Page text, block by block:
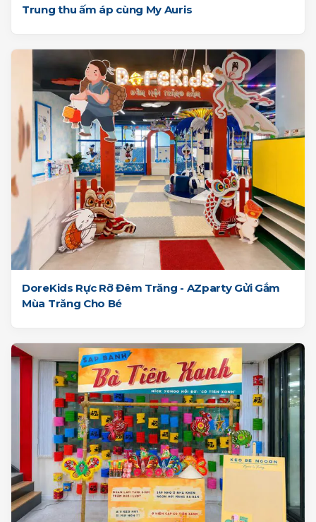
Trung thu ấm áp cùng My Auris
DoreKids Rực Rỡ Đêm Trăng - AZparty Gửi Gắm
Mùa Trăng Cho Bé